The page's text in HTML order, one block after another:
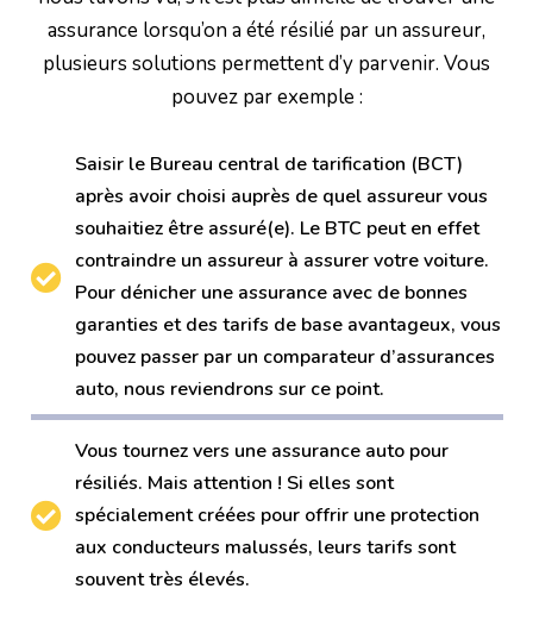
assurance lorsqu’on a été résilié par un assureur,
plusieurs solutions permettent d’y parvenir. Vous
pouvez par exemple :
Saisir le Bureau central de tarification (BCT)
après avoir choisi auprès de quel assureur vous
souhaitiez être assuré(e). Le BTC peut en effet
contraindre un assureur à assurer votre voiture.
Pour dénicher une assurance avec de bonnes
garanties et des tarifs de base avantageux, vous
pouvez passer par un comparateur d’assurances
auto, nous reviendrons sur ce point.
Vous tournez vers une assurance auto pour
résiliés. Mais attention ! Si elles sont
spécialement créées pour offrir une protection
aux conducteurs malussés, leurs tarifs sont
souvent très élevés.